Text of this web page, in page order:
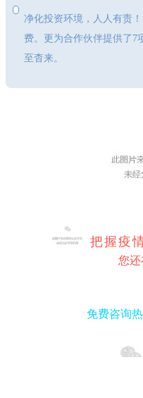
净化投资环境，人人有责
费。更为合作伙伴提供了7
至杳来。
把握疫
您还
免费咨询